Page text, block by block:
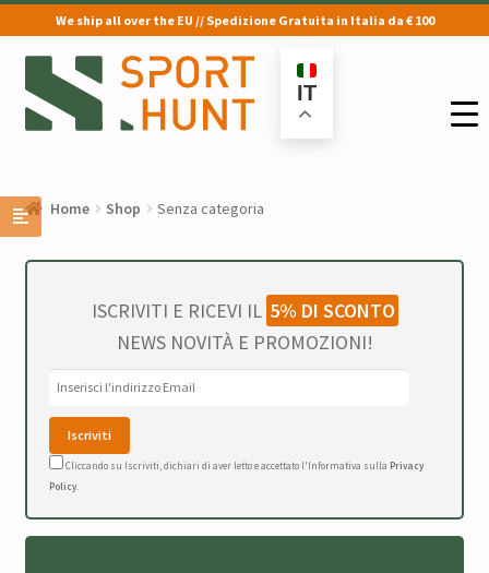
We ship all over the EU // Spedizione Gratuita in Italia da € 100
Vai
alla
navigazione
Vai
al
contenuto
IT
Home Shop Senza categoria
ISCRIVITI E RICEVI IL 5% DI SCONTO
NEWS NOVITÀ E PROMOZIONI!
Cliccando su Iscriviti, dichiari di aver letto e accettato l'Informativa sulla Privacy
Policy.